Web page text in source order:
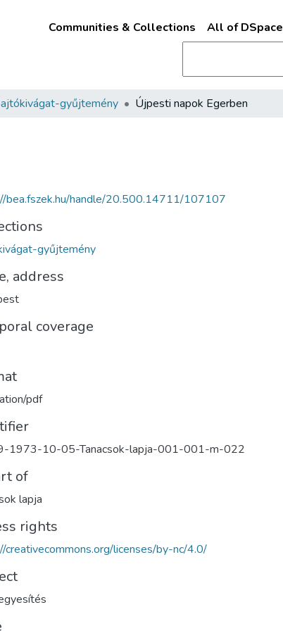
Communities & Collections All of DSpace
gyűjtemény Újpesti napok Egerben
bea.fszek.hu/handle/20.500.14711/107107
gyűjtemény
address
coverage
pdf
1973-10-05-Tanacsok-lapja-001-001-m-022
of
lapja
rights
creativecommons.org/licenses/by-nc/4.0/